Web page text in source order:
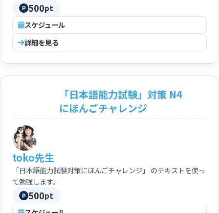
500pt
スケジュール
詳細を見る
「日本語能力試験」対策 N4
にほんごチャレンジ
「日本語能力試験対策にほんごチャレンジ」 のテキストを使っ
て勉強します。
toko先生
500pt